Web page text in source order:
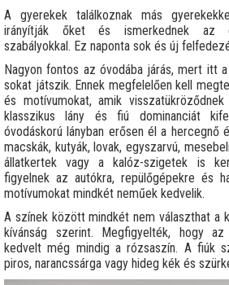
A gyerekek találkoznak más
irányítják őket és ismerkednek az
szabályokkal. Ez naponta sok és új
Nagyon fontos az óvodába járás, mert itt
sokat játszik. Ennek megfelelően kell
és motívumokat, amik
klasszikus lány és fiú dominanciát
óvodáskorú lányban erősen él a hercegnő
macskák, kutyák, lovak, egyszarvú,
állatkertek vagy a kalóz-szigetek is
figyelnek az autókra, repülőgépekre és
motívumokat mindkét neműek kedvelik.
A színek között mindkét nem választhat a
kívánság szerint. Megfigyelték, hogy
kedvelt még mindig a rózsaszín. A fiúk
piros, narancssárga vagy hideg kék és